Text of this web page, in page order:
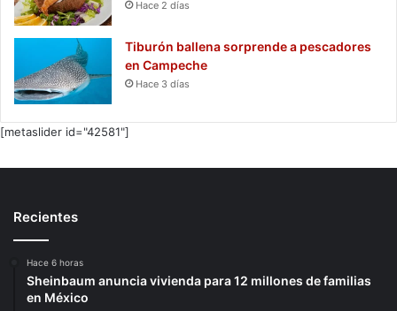
Hace 2 días
Tiburón ballena sorprende a pescadores
en Campeche
Hace 3 días
[metaslider id="42581"]
Recientes
Hace 6 horas
Sheinbaum anuncia vivienda para 12 millones de familias
en México